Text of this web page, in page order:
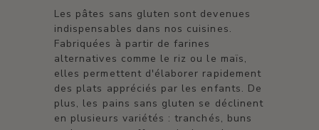
Les pâtes sans gluten sont devenues
indispensables dans nos cuisines.
Fabriquées à partir de farines
alternatives comme le riz ou le maïs,
elles permettent d'élaborer rapidement
des plats appréciés par les enfants. De
plus, les pains sans gluten se déclinent
en plusieurs variétés : tranchés, buns